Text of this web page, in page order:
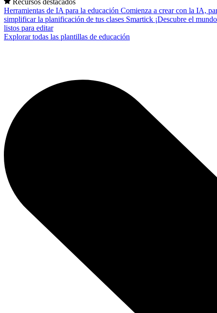
Recursos destacados
Herramientas de IA para la educación Comienza a crear con la IA,
simplificar la planificación de tus clases Smartick ¡Descubre el
listos para editar
Explorar todas las plantillas de educación